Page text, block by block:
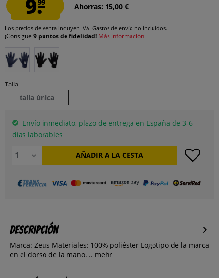
9.99
Ahorras: 15,00 €
Los precios de venta incluyen IVA. Gastos de envío no incluidos.
¡Consigue 9 puntos de fidelidad! Más información
Talla
talla única
Envío inmediato, plazo de entrega en España de 3-6
días laborables
AÑADIR A LA CESTA
Descripción
Marca: Zeus Materiales: 100% poliéster Logotipo de la marca
en el dorso de la mano.... mehr